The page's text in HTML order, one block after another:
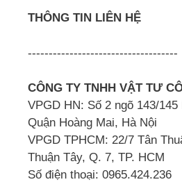
THÔNG TIN LIÊN HỆ
------------------------------------
CÔNG TY TNHH VẬT TƯ
VPGD HN: Số 2 ngõ 143/
Quận Hoàng Mai, Hà Nội
VPGD TPHCM: 22/7 Tân
Thuận Tây, Q. 7, TP. HCM
Số điện thoại: 0965.424.236